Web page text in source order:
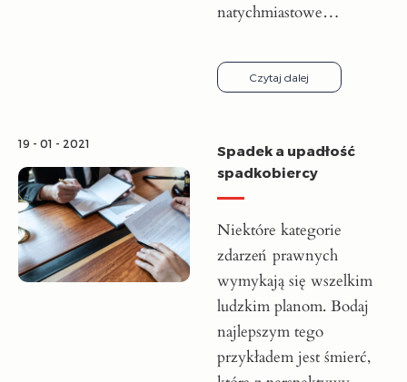
natychmiastowe…
Czytaj dalej
19 - 01 - 2021
Spadek a upadłość
spadkobiercy
Niektóre kategorie
zdarzeń prawnych
wymykają się wszelkim
ludzkim planom. Bodaj
najlepszym tego
przykładem jest śmierć,